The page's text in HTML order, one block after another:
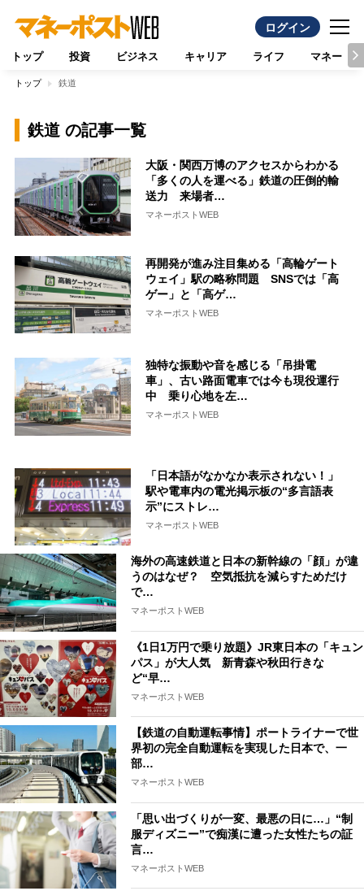
ログイン
トップ 投資 ビジネス キャリア ライフ マネー
トップ 鉄道
鉄道 の記事一覧
大阪・関西万博のアクセスからわかる
「多くの人を運べる」鉄道の圧倒的輸
送力 来場者…
マネーポストWEB
再開発が進み注目集める「高輪ゲート
ウェイ」駅の略称問題 SNSでは「高
ゲー」と「高ゲ…
マネーポストWEB
独特な振動や音を感じる「吊掛電
車」、古い路面電車では今も現役運行
中 乗り心地を左…
マネーポストWEB
「日本語がなかなか表示されない！」
駅や電車内の電光掲示板の“多言語表
示”にストレ…
マネーポストWEB
海外の高速鉄道と日本の新幹線の「顔」が違
うのはなぜ？ 空気抵抗を減らすためだけ
で…
マネーポストWEB
《1日1万円で乗り放題》JR東日本の「キュン
パス」が大人気 新青森や秋田行きな
ど“早…
マネーポストWEB
【鉄道の自動運転事情】ポートライナーで世
界初の完全自動運転を実現した日本で、一
部…
マネーポストWEB
「思い出づくりが一変、最悪の日に…」“制
服ディズニー”で痴漢に遭った女性たちの証
言…
マネーポストWEB